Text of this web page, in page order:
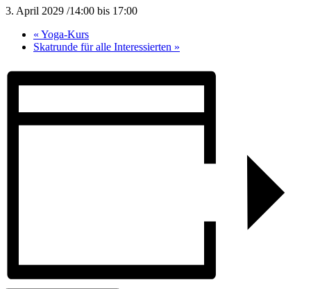
3. April 2029 /14:00 bis 17:00
« Yoga-Kurs
Skatrunde für alle Interessierten »